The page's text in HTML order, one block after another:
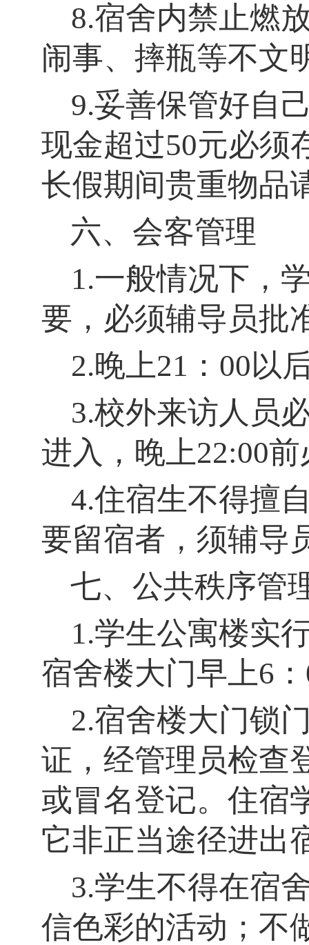
8.宿舍内禁止燃
闹事、摔瓶等不文
9.妥善保管好自
现金超过50元必须
长假期间贵重物品
六、会客管理
1.一般情况下，
要，必须辅导员批
2.晚上21： 00以
3.校外来访人员
进入，晚上22:00
4.住宿生不得擅
要留宿者，须辅导
七、公共秩序管
1.学生公寓楼实
宿舍楼大门早上6：
2.宿舍楼大门锁
证，经管理员检查
或冒名登记。住宿
它非正当途径进出
3.学生不得在宿
信色彩的活动；不